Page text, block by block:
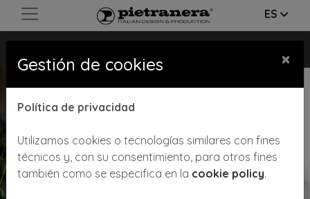
ES
Gestión de cookies ×
Política de privacidad
Utilizamos cookies o tecnologías similares con fines
técnicos y, con su consentimiento, para otros fines
también como se especifica en la cookie policy.